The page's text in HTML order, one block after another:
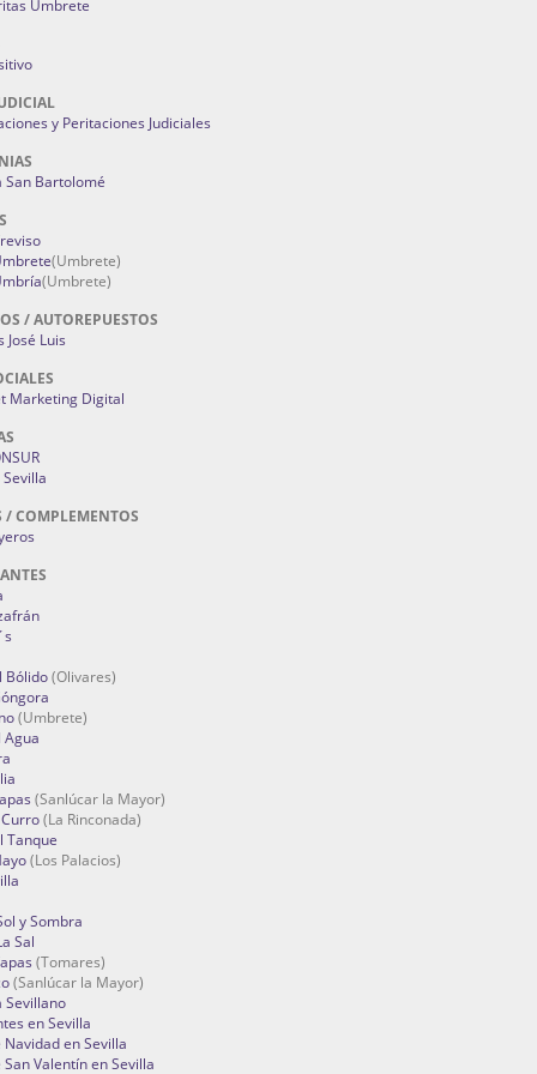
Umbrete
y Peritaciones Judiciales
San Bartolomé
(Umbrete)
(Umbrete)
/ AUTOREPUESTOS
José Luis
Marketing Digital
/ COMPLEMENTOS
Bólido(Olivares)
(Umbrete)
(Sanlúcar la Mayor)
(La Rinconada)
Tanque
(Los Palacios)
y Sombra
Sal
(Tomares)
(Sanlúcar la Mayor)
Sevillano
en Sevilla
Navidad en Sevilla
Valentín en Sevilla